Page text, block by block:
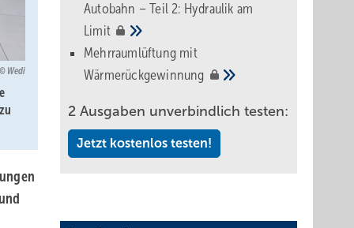
Wedi
Autobahn – Teil 2: Hydraulik am
Limit
Mehrraumlüftung mit
Wärmerückgewinnung
2 Ausgaben unverbindlich testen:
Jetzt kostenlos testen!